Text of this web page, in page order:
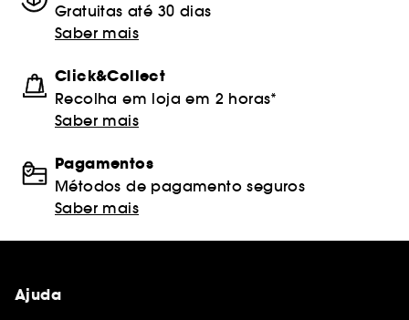
Gratuitas até 30 dias
Saber mais
Click&Collect
Recolha em loja em 2 horas*
Saber mais
Pagamentos
Métodos de pagamento seguros
Saber mais
Ajuda